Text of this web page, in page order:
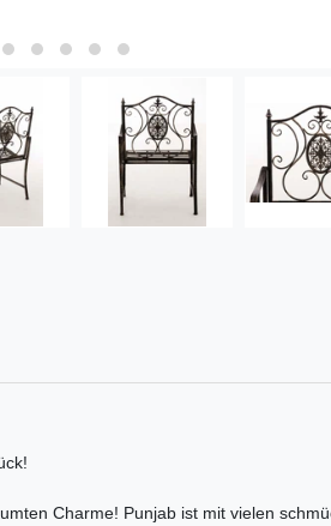
Charme! Punjab ist mit vielen